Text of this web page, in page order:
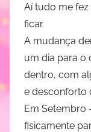
Aí tudo me
ficar.
A mudança
um dia para o
dentro, com
e desconforto
Em Setembro
fisicamente